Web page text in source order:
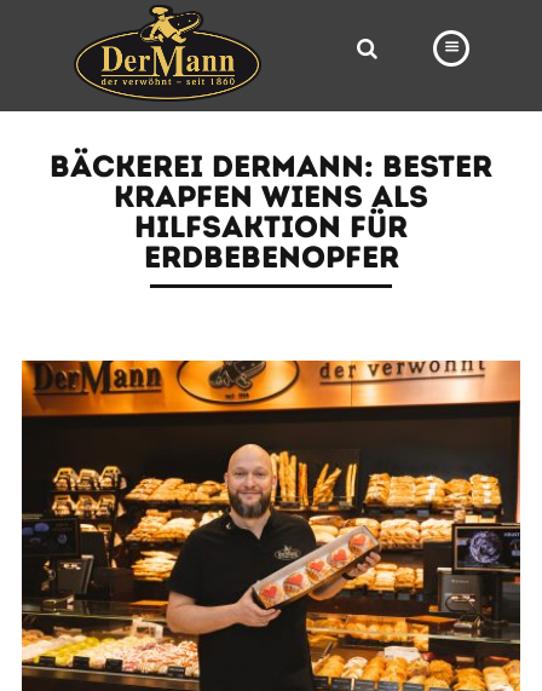
FILIALEN
BÄCKEREI
BROTWAY
NEWS
VIDEOS
BÄCKEREI DERMANN: BESTER
KRAPFEN WIENS ALS
HILFSAKTION FÜR
ERDBEBENOPFER